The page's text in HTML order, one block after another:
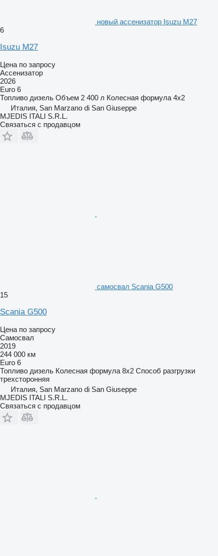
новый ассенизатор Isuzu M27
6
Isuzu M27
Цена по запросу
Ассенизатор
2026
Euro 6
Топливо дизель Объем 2 400 л Колесная формула 4x2
Италия, San Marzano di San Giuseppe
MJEDIS ITALI S.R.L.
Связаться с продавцом
самосвал Scania G500
15
Scania G500
Цена по запросу
Самосвал
2019
244 000 км
Euro 6
Топливо дизель Колесная формула 8x2 Способ разгрузки
трехсторонняя
Италия, San Marzano di San Giuseppe
MJEDIS ITALI S.R.L.
Связаться с продавцом